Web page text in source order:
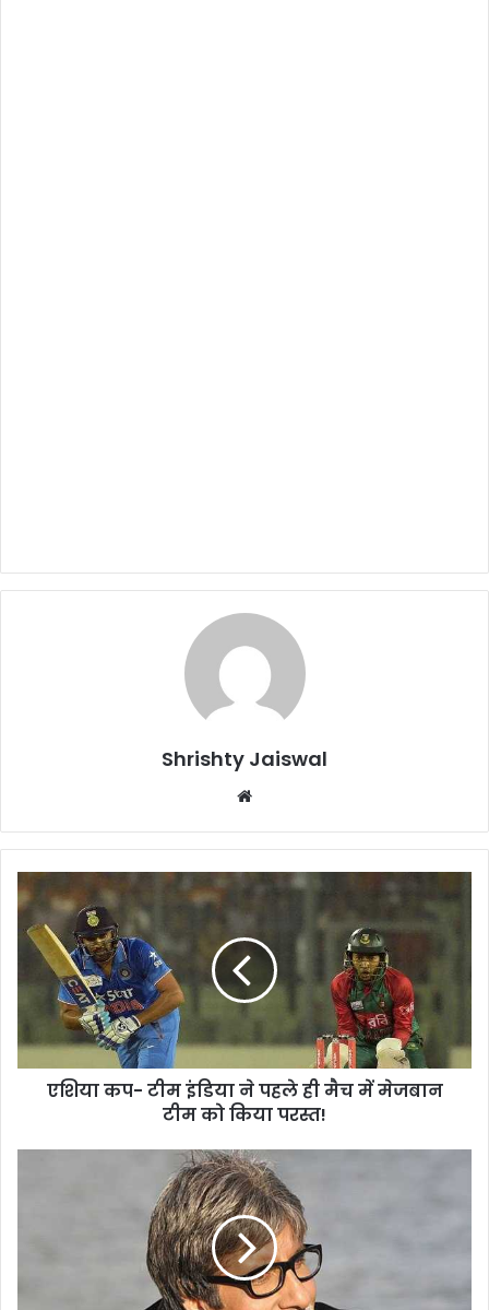
Shrishty Jaiswal
te
ए
शि
या
म
इं
एशिया कप- टीम इंडिया ने पहले ही मैच में मेजबान
टीम को किया परस्त!